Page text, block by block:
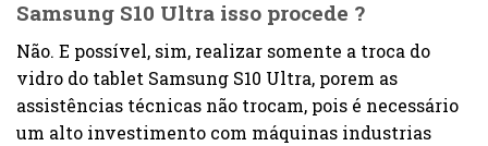
Samsung S10 Ultra isso procede ?
Não. E possível, sim, realizar somente a troca do
vidro do tablet Samsung S10 Ultra, porem as
assistências técnicas não trocam, pois é necessário
um alto investimento com máquinas industrias